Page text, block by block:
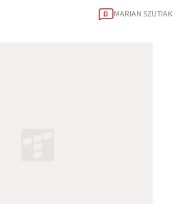
0 MARIAN SZUTIAK